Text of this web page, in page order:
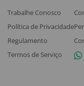
Trabalhe Conosco
Política de Privacidade
Regulamento
Termos de Serviço